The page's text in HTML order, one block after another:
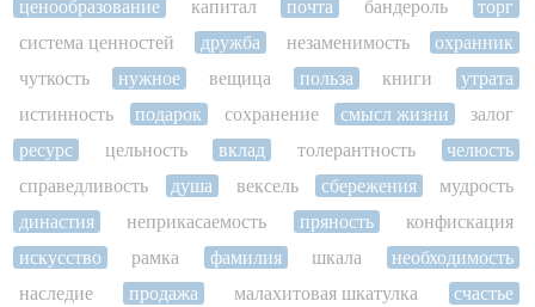
ценообразование
капитал почта бандероль
торг
система ценностей
дружба незаменимость
охранник
чуткость
нужное вещица польза книги
утрата
истинность
подарок сохранение смысл жизни
залог
ресурс
цельность вклад толерантность
челюсть
справедливость
душа вексель сбережения
мудрость
династия
неприкасаемость пряность
конфискация
искусство
рамка фамилия шкала
необходимость
наследие
продажа малахитовая шкатулка
счастье